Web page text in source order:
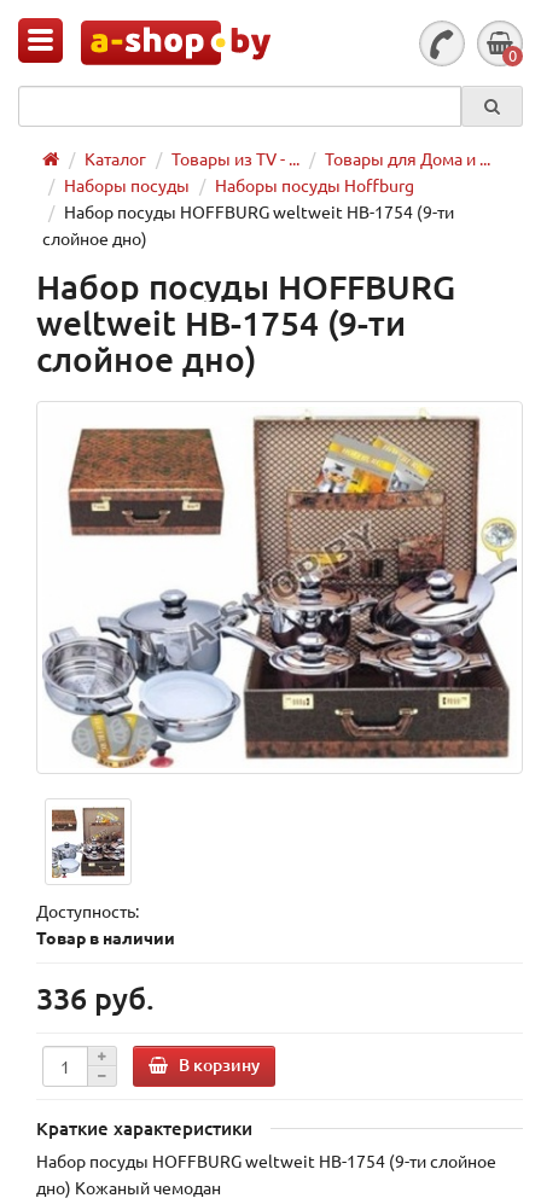
0
Каталог Товары из TV - ...
Товары для Дома и ...
Наборы посуды
Наборы посуды Hoffburg
Набор посуды HOFFBURG weltweit HB-1754 (9-ти
слойное дно)
Набор посуды HOFFBURG
weltweit HB-1754 (9-ти
слойное дно)
Доступность:
Товар в наличии
336 руб.
В корзину
Краткие характеристики
Набор посуды HOFFBURG weltweit HB-1754 (9-ти слойное
дно) Кожаный чемодан